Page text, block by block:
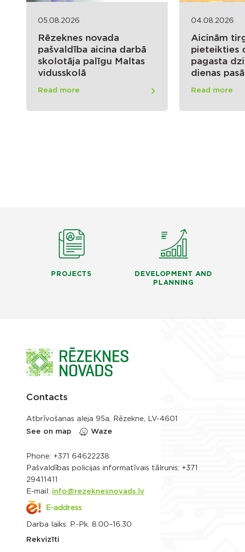
05.08.2026
Rēzeknes novada
pašvaldība aicina darbā
skolotāja palīgu Maltas
vidusskolā
Read more
04.08.2026
Aicinām
pieteikties
pagasta
dienas
Read more
PROJECTS
DEVELOPMENT AND
PLANNING
Contacts
Atbrīvošanas aleja 95a, Rēzekne, LV-4601
See on map
Waze
Phone: +371 64622238
Pašvaldības policijas informatīvais tālrunis: +371
29411411
E-mail: info@rezeknesnovads.lv
E-address
Darba laiks: P.-Pk. 8.00–16.30
Rekvizīti